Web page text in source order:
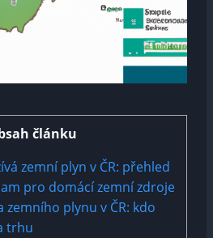
článku
zemní plyn v ČR: přehled
pro domácí zemní zdroje
zemního plynu v ČR: kdo
trhu